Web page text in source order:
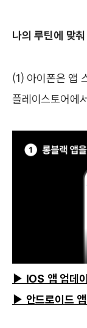
나의 루틴에 맞
(1) 아이폰은 앱
플레이스토어에
▶ IOS 앱 업데
▶ 안드로이드